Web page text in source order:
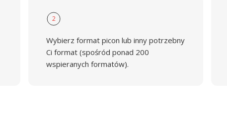
2
Wybierz format picon lub inny potrzebny
Ci format (spośród ponad 200
wspieranych formatów).